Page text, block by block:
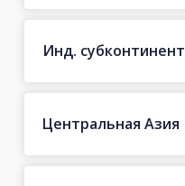
Инд. субконтинент
Центральная Азия